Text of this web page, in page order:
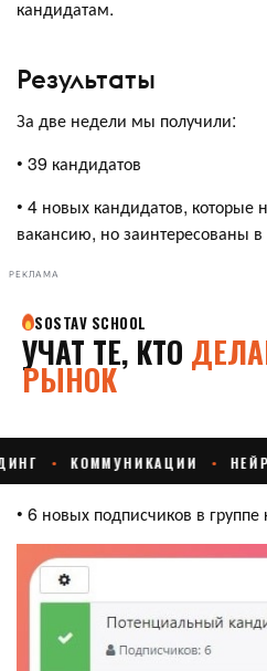
кандидатам.
Результаты
За две недели мы получили:
• 39 кандидатов
• 4 новых кандидатов,
вакансию, но заинтересованы в
РЕКЛАМА
• 6 новых подписчиков в